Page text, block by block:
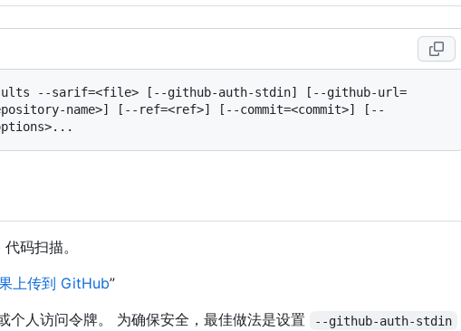
--sarif=<file> [--github-auth-stdin] [--github-url=
name>] [--ref=<ref>] [--commit=<commit>] [--
码扫描。
上传到 GitHub”
人访问令牌。 为确保安全，最佳做法是设置
--github-auth-stdin